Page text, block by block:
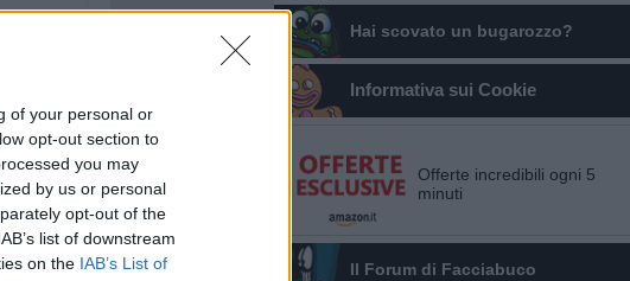
of your personal or
opt-out section to
you may
by us or personal
opt-out of the
list of downstream
on the IAB’s List of
Hai scovato un bugarozzo?
Informativa sui Cookie
Offerte incredibili ogni 5
minuti
Il Forum di Facciabuco